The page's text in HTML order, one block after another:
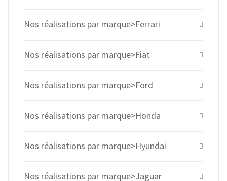
Nos réalisations par marque>Ferrari
Nos réalisations par marque>Fiat
Nos réalisations par marque>Ford
Nos réalisations par marque>Honda
Nos réalisations par marque>Hyundai
Nos réalisations par marque>Jaguar